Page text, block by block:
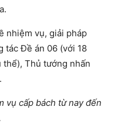
nhiệm vụ, giải pháp
tác Đề án 06 (với 18
Thủ tướng nhấn
vụ cấp bách từ nay đến